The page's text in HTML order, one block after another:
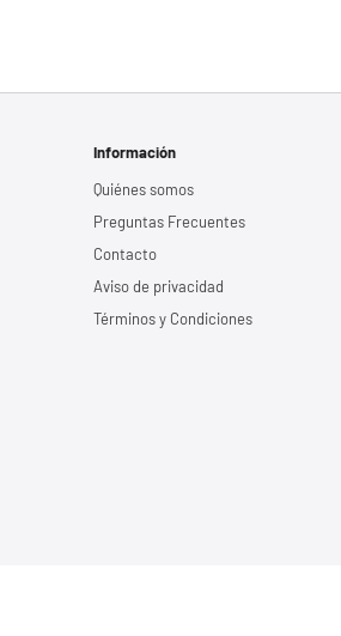
Información
Quiénes somos
Preguntas Frecuentes
Contacto
Aviso de privacidad
Términos y Condiciones